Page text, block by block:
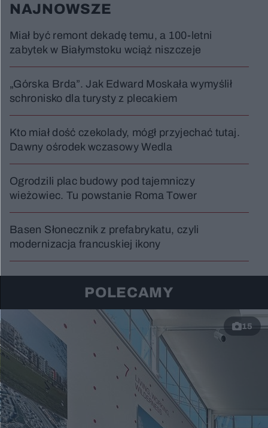
NAJNOWSZE
Miał być remont dekadę temu, a 100-letni
zabytek w Białymstoku wciąż niszczeje
„Górska Brda”. Jak Edward Moskała wymyślił
schronisko dla turysty z plecakiem
Kto miał dość czekolady, mógł przyjechać tutaj.
Dawny ośrodek wczasowy Wedla
Ogrodzili plac budowy pod tajemniczy
wieżowiec. Tu powstanie Roma Tower
Basen Słonecznik z prefabrykatu, czyli
modernizacja francuskiej ikony
POLECAMY
15